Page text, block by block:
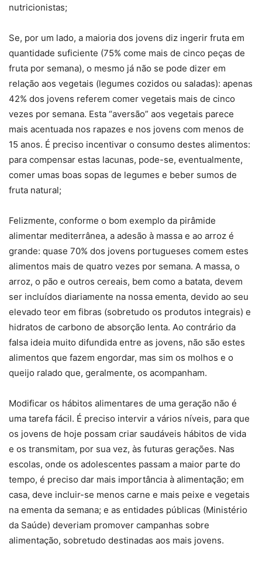
nutricionistas;
Se, por um lado, a maioria dos jovens diz ingerir fruta em
quantidade suficiente (75% come mais de cinco peças de
fruta por semana), o mesmo já não se pode dizer em
relação aos vegetais (legumes cozidos ou saladas): apenas
42% dos jovens referem comer vegetais mais de cinco
vezes por semana. Esta “aversão” aos vegetais parece
mais acentuada nos rapazes e nos jovens com menos de
15 anos. É preciso incentivar o consumo destes alimentos:
para compensar estas lacunas, pode-se, eventualmente,
comer umas boas sopas de legumes e beber sumos de
fruta natural;
Felizmente, conforme o bom exemplo da pirâmide
alimentar mediterrânea, a adesão à massa e ao arroz é
grande: quase 70% dos jovens portugueses comem estes
alimentos mais de quatro vezes por semana. A massa, o
arroz, o pão e outros cereais, bem como a batata, devem
ser incluídos diariamente na nossa ementa, devido ao seu
elevado teor em fibras (sobretudo os produtos integrais) e
hidratos de carbono de absorção lenta. Ao contrário da
falsa ideia muito difundida entre as jovens, não são estes
alimentos que fazem engordar, mas sim os molhos e o
queijo ralado que, geralmente, os acompanham.
Modificar os hábitos alimentares de uma geração não é
uma tarefa fácil. É preciso intervir a vários níveis, para que
os jovens de hoje possam criar saudáveis hábitos de vida
e os transmitam, por sua vez, às futuras gerações. Nas
escolas, onde os adolescentes passam a maior parte do
tempo, é preciso dar mais importância à alimentação; em
casa, deve incluir-se menos carne e mais peixe e vegetais
na ementa da semana; e as entidades públicas (Ministério
da Saúde) deveriam promover campanhas sobre
alimentação, sobretudo destinadas aos mais jovens.